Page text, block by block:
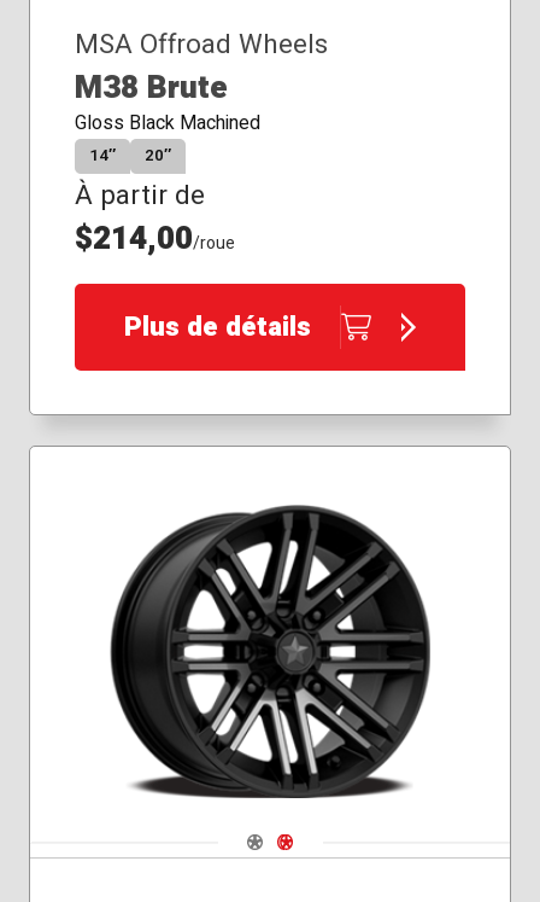
MSA Offroad Wheels
M38 Brute
Gloss Black Machined
14″ 20″
À partir de
$214,00/roue
Plus de détails
Navigate 1
Navigate 2